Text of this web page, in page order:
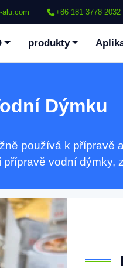
alu.com +86 181 3778 2032
produkty
Dýmku
používá k
vodní